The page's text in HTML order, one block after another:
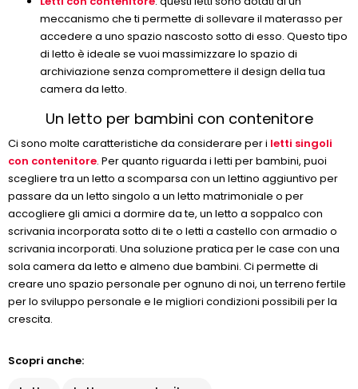
meccanismo che ti permette di sollevare il materasso per
accedere a uno spazio nascosto sotto di esso. Questo tipo
di letto è ideale se vuoi massimizzare lo spazio di
archiviazione senza compromettere il design della tua
camera da letto.
Un letto per bambini con contenitore
Ci sono molte caratteristiche da considerare per i letti singoli
con contenitore. Per quanto riguarda i letti per bambini, puoi
scegliere tra un letto a scomparsa con un lettino aggiuntivo per
passare da un letto singolo a un letto matrimoniale o per
accogliere gli amici a dormire da te, un letto a soppalco con
scrivania incorporata sotto di te o letti a castello con armadio o
scrivania incorporati. Una soluzione pratica per le case con una
sola camera da letto e almeno due bambini. Ci permette di
creare uno spazio personale per ognuno di noi, un terreno fertile
per lo sviluppo personale e le migliori condizioni possibili per la
crescita.
Scopri anche: